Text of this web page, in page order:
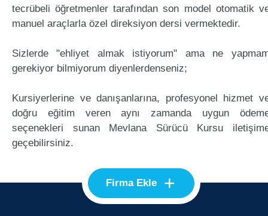
tecrübeli öğretmenler tarafından son model otomatik
manuel araçlarla özel direksiyon dersi vermektedir.
Sizlerde "ehliyet almak istiyorum" ama ne
gerekiyor bilmiyorum diyenlerdenseniz;
Kursiyerlerine ve danışanlarına, profesyonel hizmet
doğru eğitim veren aynı zamanda uygun
seçenekleri sunan Mevlana Sürücü Kursu
geçebilirsiniz.
Firma Ekle +